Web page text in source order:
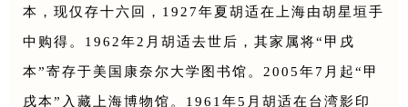
本，现仅存十六回，1927年夏胡适在上海由胡星垣手
中购得。1962年2月胡适去世后，其家属将“甲戌
本”寄存于美国康奈尔大学图书馆。2005年7月起“甲
戌本” 入藏上海博物馆。1961年5月胡适在台湾影印